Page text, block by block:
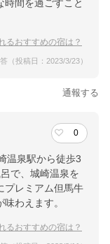
時間を過ごすこと
るおすすめの宿は？
（投稿日：2023/3/23）
通報する
0
温泉駅から徒歩3
で、城崎温泉を
プレミアム但馬牛
わえます。
るおすすめの宿は？